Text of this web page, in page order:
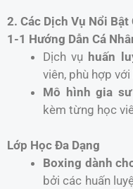
2. Các Dịch Vụ Nổi
1-1 Hướng Dẫn Cá
Dịch vụ huấn
viên, phù hợp
Mô hình gia
kèm từng học
Lớp Học Đa Dạng
Boxing dành
bởi các huấn